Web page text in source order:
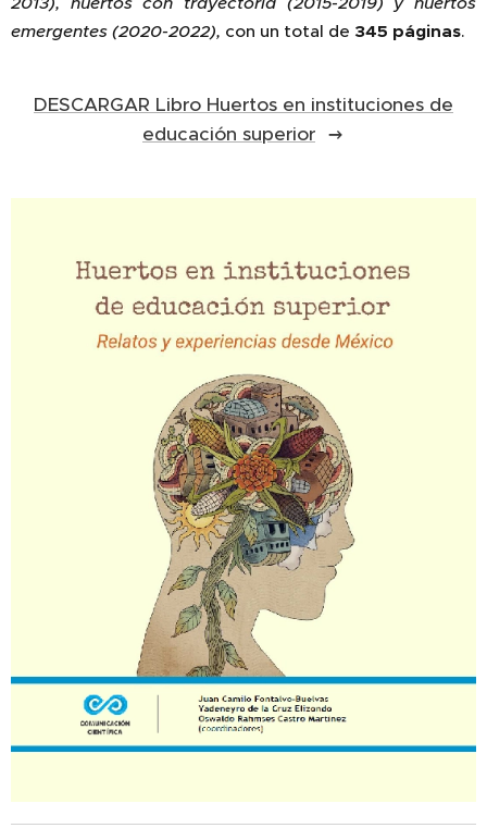
emergentes (2020-2022), con un total de 345 páginas.
DESCARGAR Libro Huertos en instituciones de
educación superior